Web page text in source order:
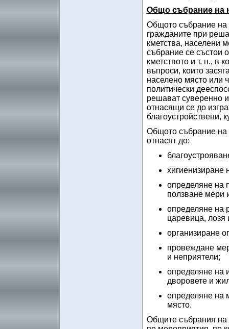
Общо събрание на
Общото събрание на
гражданите при
кметства, населени
събрание се състои
кметството и т. н., в
въпроси, които
населено място или
политически
решават суверенно
отнасящи се до
благоустройствени,
Общото събрание на
отнасят до:
хигиенизиране
определяне на
ползване мери
определяне на
царевица, лозя
организиране
провеждане
и неприятели;
определяне на
дворовете и
определяне на
място.
Общите събрания на